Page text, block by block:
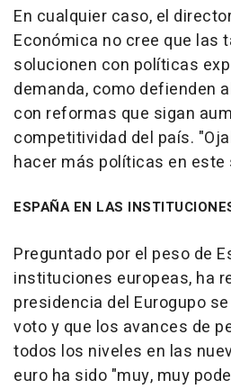
En cualquier caso, el
Económica no cree que las
solucionen con políticas
demanda, como defienden
con reformas que sigan
competitividad del país.
hacer más políticas en este
ESPAÑA EN LAS
Preguntado por el peso de
instituciones europeas, ha
presidencia del Eurogupo
voto y que los avances de
todos los niveles en las
euro ha sido "muy, muy